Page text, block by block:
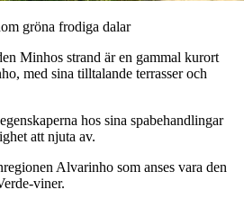
gröna frodiga dalar
Minhos strand är en gammal kurort
med sina tilltalande terrasser och
hos sina spabehandlingar
att njuta av.
Alvarinho som anses vara den
viner.